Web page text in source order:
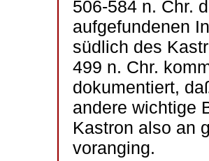
506-584 n. Chr.
aufgefundenen
südlich des
499 n. Chr.
dokumentiert,
andere wichtige
Kastron also an
voranging.